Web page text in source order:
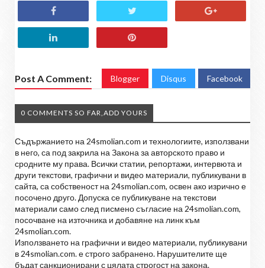
Post A Comment: Blogger Disqus Facebook
0 COMMENTS SO FAR,ADD YOURS
Съдържанието на 24smolian.com и технологиите, използвани
в него, са под закрила на Закона за авторското право и
сродните му права. Всички статии, репортажи, интервюта и
други текстови, графични и видео материали, публикувани в
сайта, са собственост на 24smolian.com, освен ако изрично е
посочено друго. Допуска се публикуване на текстови
материали само след писмено съгласие на 24smolian.com,
посочване на източника и добавяне на линк към
24smolian.com.
Използването на графични и видео материали, публикувани
в 24smolian.com. е строго забранено. Нарушителите ще
бъдат санкционирани с цялата строгост на закона.